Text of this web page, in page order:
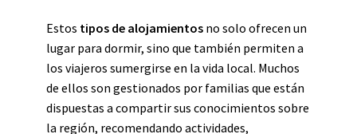
Estos tipos de alojamientos no solo ofrecen un
lugar para dormir, sino que también permiten a
los viajeros sumergirse en la vida local. Muchos
de ellos son gestionados por familias que están
dispuestas a compartir sus conocimientos sobre
la región, recomendando actividades,